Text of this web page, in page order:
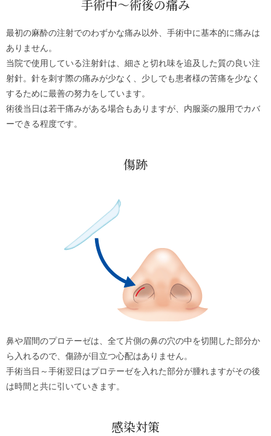
手術中～術後の痛み
最初の麻酔の注射でのわずかな痛み以外、手術中に基本的に痛みは
ありません。
当院で使用している注射針は、細さと切れ味を追及した質の良い注
射針。針を刺す際の痛みが少なく、少しでも患者様の苦痛を少なく
するために最善の努力をしています。
術後当日は若干痛みがある場合もありますが、内服薬の服用でカバ
ーできる程度です。
傷跡
鼻や眉間のプロテーゼは、全て片側の鼻の穴の中を切開した部分か
ら入れるので、傷跡が目立つ心配はありません。
手術当日～手術翌日はプロテーゼを入れた部分が腫れますがその後
は時間と共に引いていきます。
感染対策